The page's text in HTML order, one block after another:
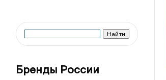
Бренды России